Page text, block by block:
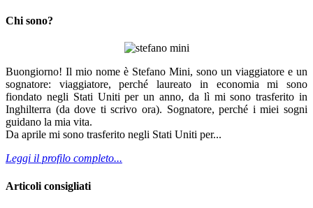
Chi sono?
Buongiorno! Il mio nome è Stefano Mini, sono un viaggiatore e un
sognatore: viaggiatore, perché laureato in economia mi sono
fiondato negli Stati Uniti per un anno, da lì mi sono trasferito in
Inghilterra (da dove ti scrivo ora). Sognatore, perché i miei sogni
guidano la mia vita.
Da aprile mi sono trasferito negli Stati Uniti per...
Leggi il profilo completo...
Articoli consigliati